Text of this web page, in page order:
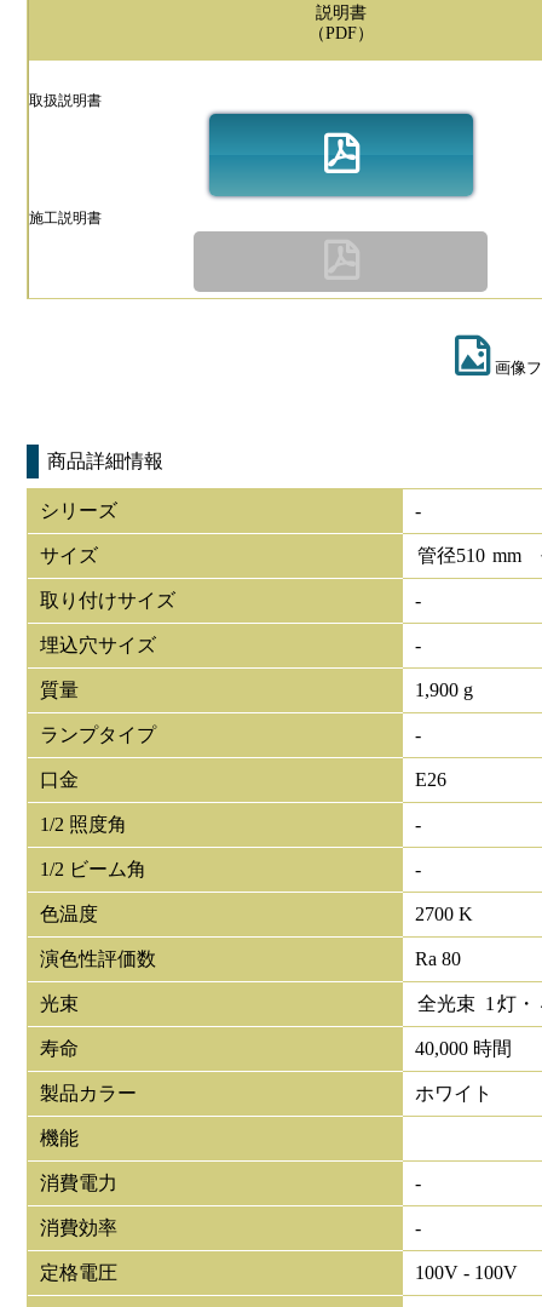
説明書
（PDF）
取扱説明書
施工説明書
画像
商品詳細情報
シリーズ -
サイズ 管径510 mm
取り付けサイズ -
埋込穴サイズ -
質量 1,900 g
ランプタイプ -
口金 E26
1/2 照度角 -
1/2 ビーム角 -
色温度 2700 K
演色性評価数 Ra 80
光束 全光束 1 灯・
寿命 40,000 時間
製品カラー ホワイト
機能
消費電力 -
消費効率 -
定格電圧 100V - 100V